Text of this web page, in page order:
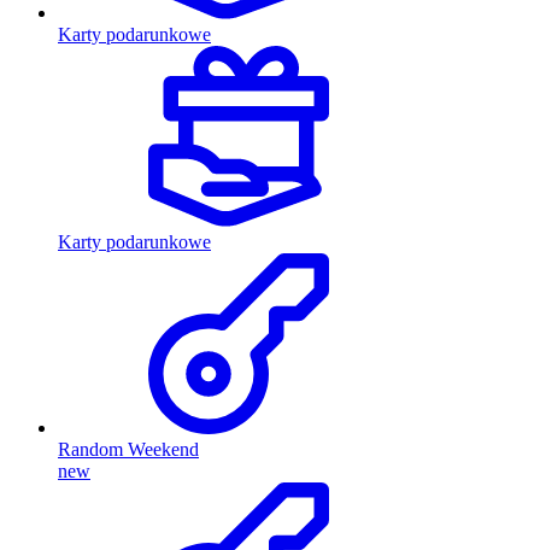
Karty podarunkowe
Karty podarunkowe
Random Weekend
new